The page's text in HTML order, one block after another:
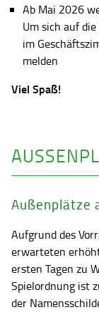
Ab Mai 2026
Um sich auf
im
melden
Viel Spaß!
Außenplätze
Aufgrund des
erwarteten
ersten Tagen zu
Spielordnung ist
der